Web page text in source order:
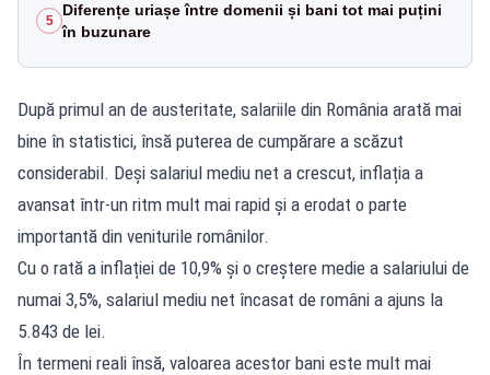
5
Diferențe uriașe între domenii și bani tot mai puțini
în buzunare
După primul an de austeritate, salariile din România arată mai
bine în statistici, însă puterea de cumpărare a scăzut
considerabil. Deși salariul mediu net a crescut, inflația a
avansat într-un ritm mult mai rapid și a erodat o parte
importantă din veniturile românilor.
Cu o rată a inflației de 10,9% și o creștere medie a salariului de
numai 3,5%, salariul mediu net încasat de români a ajuns la
5.843 de lei.
În termeni reali însă, valoarea acestor bani este mult mai